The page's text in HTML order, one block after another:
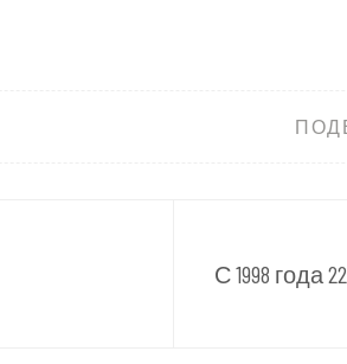
С 1998 года